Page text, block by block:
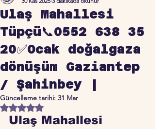
Ulaş Mahallesi
Tüpçü📞0552 638 35
20✅Ocak doğalgaza
dönüşüm Gaziantep
/ Şahinbey |
Güncelleme tarihi: 31 Mar
5 üzerinden NaN yıldız
Ulaş Mahallesi